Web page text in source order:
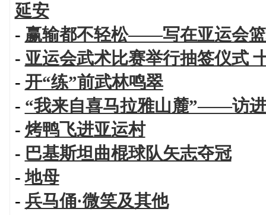
延安
- 赢输都不轻松——写在亚运会
- 亚运会武术比赛举行抽签仪式
- 开“练”前武林鸣翠
- “我来自喜马拉雅山麓”——访
- 烤鸭飞进亚运村
- 巴基斯坦曲棍球队矢志夺冠
-地母
- 兵马俑·微笑及其他